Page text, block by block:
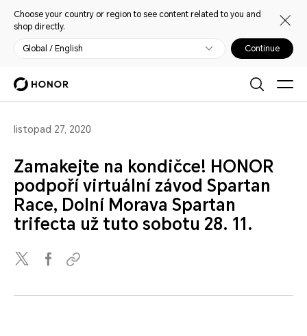
Choose your country or region to see content related to you and
shop directly.
Global / English Continue
listopad 27, 2020
Zamakejte na kondičce! HONOR
podpoří virtuální závod Spartan
Race, Dolní Morava Spartan
trifecta už tuto sobotu 28. 11.